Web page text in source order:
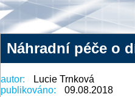
Náhradní péče o
autor:
Lucie Trnková
publikováno:
09.08.2018